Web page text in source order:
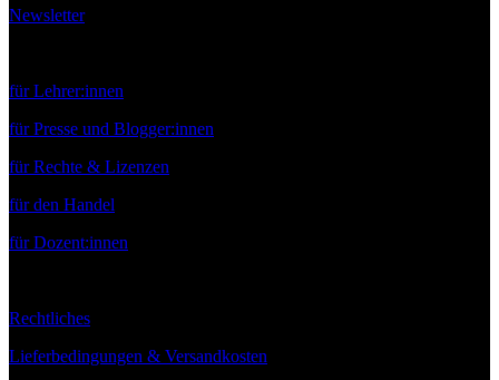
Newsletter
für Lehrer:innen
für Presse und Blogger:innen
für Rechte & Lizenzen
für den Handel
für Dozent:innen
Rechtliches
Lieferbedingungen & Versandkosten